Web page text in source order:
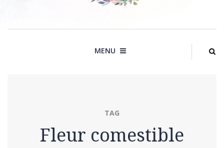
MENU
TAG
Fleur comestible